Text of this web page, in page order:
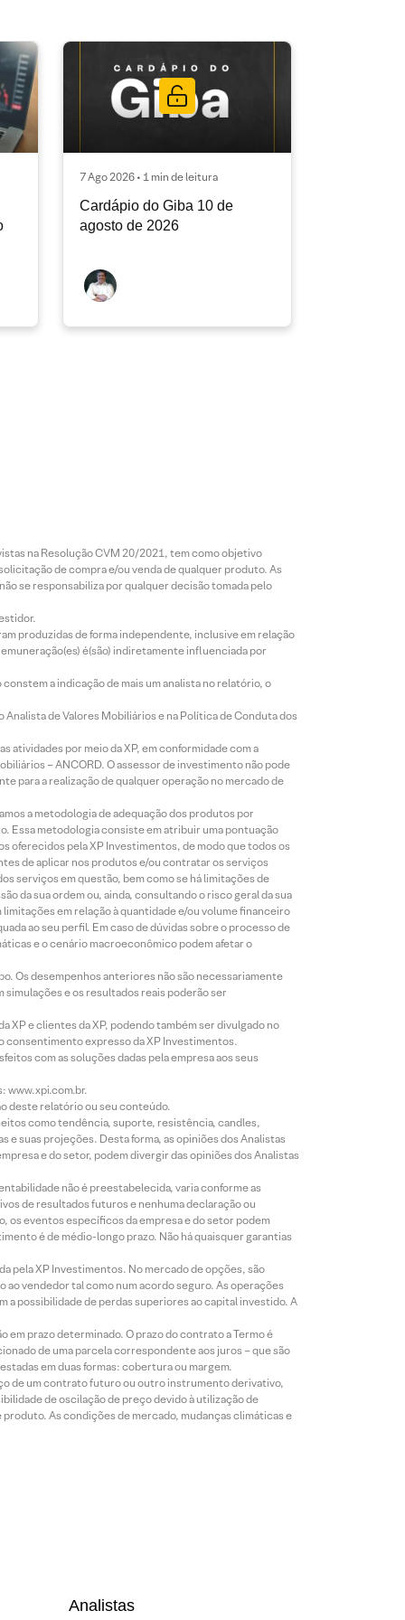
7 Ago 2026 • 1 min de leitura
Cardápio do Giba 10 de
agosto de 2026
na Resolução CVM 20/2021, tem como objetivo
de compra e/ou venda de qualquer produto. As
se responsabiliza por qualquer decisão tomada pelo
produzidas de forma independente, inclusive em relação
é(são) indiretamente influenciada por
a indicação de mais um analista no relatório, o
de Valores Mobiliários e na Política de Conduta dos
atividades por meio da XP, em conformidade com a
– ANCORD. O assessor de investimento não pode
para a realização de qualquer operação no mercado de
a metodologia de adequação dos produtos por
Essa metodologia consiste em atribuir uma pontuação
oferecidos pela XP Investimentos, de modo que todos os
de aplicar nos produtos e/ou contratar os serviços
serviços em questão, bem como se há limitações de
da sua ordem ou, ainda, consultando o risco geral da sua
em relação à quantidade e/ou volume financeiro
ao seu perfil. Em caso de dúvidas sobre o processo de
e o cenário macroeconômico podem afetar o
Os desempenhos anteriores não são necessariamente
e os resultados reais poderão ser
e clientes da XP, podendo também ser divulgado no
consentimento expresso da XP Investimentos.
com as soluções dadas pela empresa aos seus
www.xpi.com.br.
deste relatório ou seu conteúdo.
como tendência, suporte, resistência, candles,
e suas projeções. Desta forma, as opiniões dos Analistas
e do setor, podem divergir das opiniões dos Analistas
não é preestabelecida, varia conforme as
de resultados futuros e nenhuma declaração ou
os eventos específicos da empresa e do setor podem
é de médio-longo prazo. Não há quaisquer garantias
pela XP Investimentos. No mercado de opções, são
vendedor tal como num acordo seguro. As operações
possibilidade de perdas superiores ao capital investido. A
em prazo determinado. O prazo do contrato a Termo é
de uma parcela correspondente aos juros – que são
em duas formas: cobertura ou margem.
de um contrato futuro ou outro instrumento derivativo,
de oscilação de preço devido à utilização de
As condições de mercado, mudanças climáticas e
Analistas